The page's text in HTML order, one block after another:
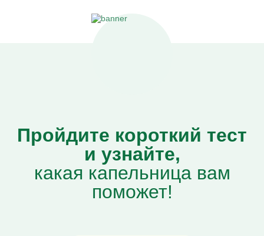
Пройдите короткий тест
и узнайте,
какая капельница вам
поможет!